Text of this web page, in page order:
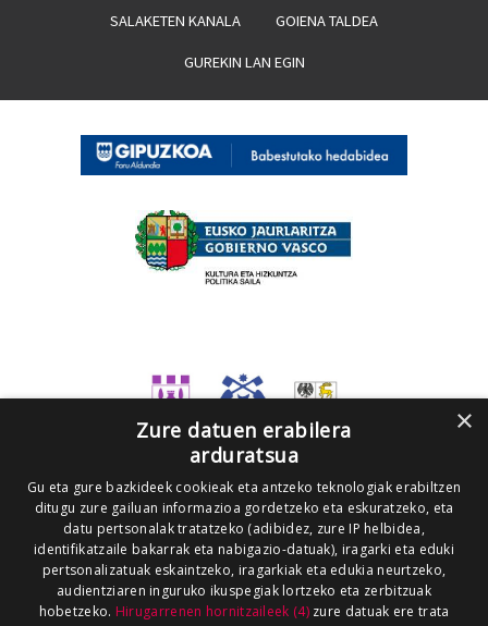
SALAKETEN KANALA GOIENA TALDEA
GUREKIN LAN EGIN
×
Zure datuen erabilera
arduratsua
Gu eta gure bazkideek cookieak eta antzeko teknologiak erabiltzen
ditugu zure gailuan informazioa gordetzeko eta eskuratzeko, eta
datu pertsonalak tratatzeko (adibidez, zure IP helbidea,
identifikatzaile bakarrak eta nabigazio-datuak), iragarki eta eduki
pertsonalizatuak eskaintzeko, iragarkiak eta edukia neurtzeko,
audientziaren inguruko ikuspegiak lortzeko eta zerbitzuak
hobetzeko. Hirugarrenen hornitzaileek (4)zure datuak ere trata